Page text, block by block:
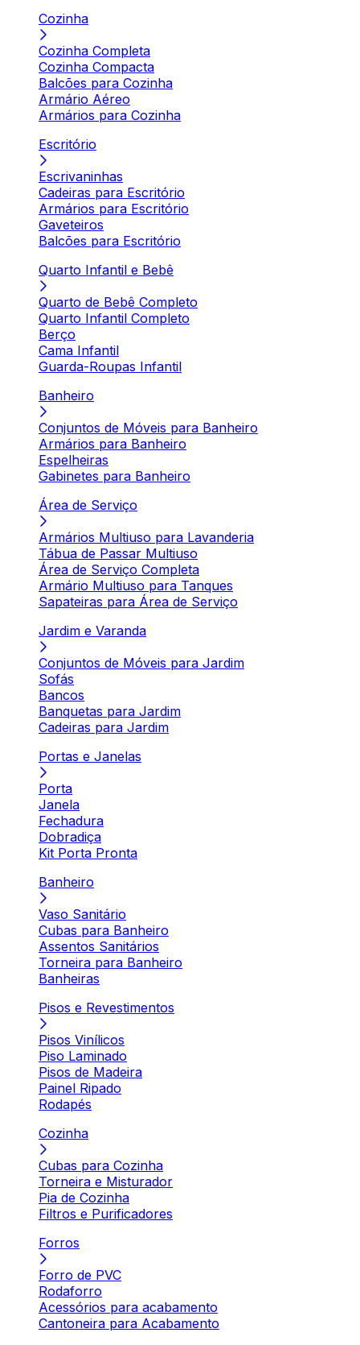
Cozinha
Cozinha Completa
Cozinha Compacta
Balcões para Cozinha
Armário Aéreo
Armários para Cozinha
Escritório
Escrivaninhas
Cadeiras para Escritório
Armários para Escritório
Gaveteiros
Balcões para Escritório
Quarto Infantil e Bebê
Quarto de Bebê Completo
Quarto Infantil Completo
Berço
Cama Infantil
Guarda-Roupas Infantil
Banheiro
Conjuntos de Móveis para Banheiro
Armários para Banheiro
Espelheiras
Gabinetes para Banheiro
Área de Serviço
Armários Multiuso para Lavanderia
Tábua de Passar Multiuso
Área de Serviço Completa
Armário Multiuso para Tanques
Sapateiras para Área de Serviço
Jardim e Varanda
Conjuntos de Móveis para Jardim
Sofás
Bancos
Banquetas para Jardim
Cadeiras para Jardim
Portas e Janelas
Porta
Janela
Fechadura
Dobradiça
Kit Porta Pronta
Banheiro
Vaso Sanitário
Cubas para Banheiro
Assentos Sanitários
Torneira para Banheiro
Banheiras
Pisos e Revestimentos
Pisos Vinílicos
Piso Laminado
Pisos de Madeira
Painel Ripado
Rodapés
Cozinha
Cubas para Cozinha
Torneira e Misturador
Pia de Cozinha
Filtros e Purificadores
Forros
Forro de PVC
Rodaforro
Acessórios para acabamento
Cantoneira para Acabamento